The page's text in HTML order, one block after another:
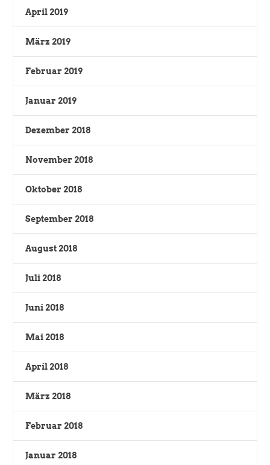
April 2019
März 2019
Februar 2019
Januar 2019
Dezember 2018
November 2018
Oktober 2018
September 2018
August 2018
Juli 2018
Juni 2018
Mai 2018
April 2018
März 2018
Februar 2018
Januar 2018